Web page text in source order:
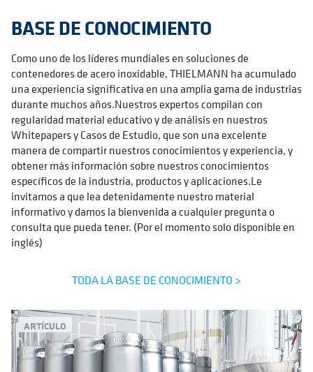
BASE DE CONOCIMIENTO
Como uno de los líderes mundiales en soluciones de
contenedores de acero inoxidable, THIELMANN ha acumulado
una experiencia significativa en una amplia gama de industrias
durante muchos años.Nuestros expertos compilan con
regularidad material educativo y de análisis en nuestros
Whitepapers y Casos de Estudio, que son una excelente
manera de compartir nuestros conocimientos y experiencia, y
obtener más información sobre nuestros conocimientos
específicos de la industria, productos y aplicaciones.Le
invitamos a que lea detenidamente nuestro material
informativo y damos la bienvenida a cualquier pregunta o
consulta que pueda tener. (Por el momento solo disponible en
inglés)
TODA LA BASE DE CONOCIMIENTO >
ARTÍCULO